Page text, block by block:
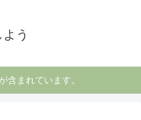
う
含まれています。